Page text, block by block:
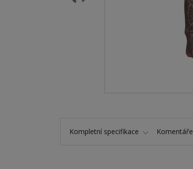
Kompletní specifikace Komentáře